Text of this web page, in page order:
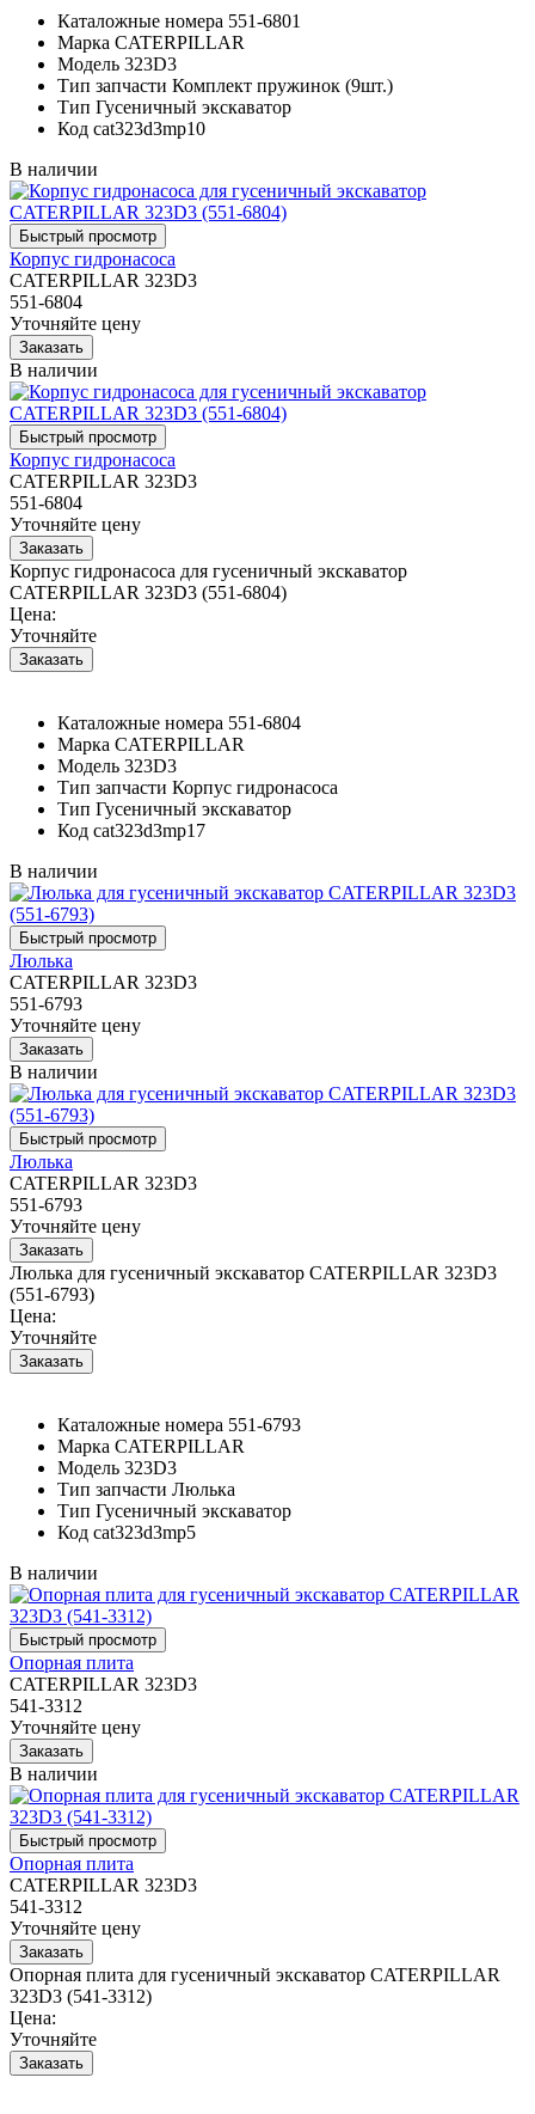
Каталожные номера 551-6801
Марка CATERPILLAR
Модель 323D3
Тип запчасти Комплект пружинок (9шт.)
Тип Гусеничный экскаватор
Код cat323d3mp10
В наличии
Корпус гидронасоса
CATERPILLAR 323D3
551-6804
Уточняйте цену
В наличии
Корпус гидронасоса
CATERPILLAR 323D3
551-6804
Уточняйте цену
Корпус гидронасоса для гусеничный экскаватор
CATERPILLAR 323D3 (551-6804)
Цена:
Уточняйте
Каталожные номера 551-6804
Марка CATERPILLAR
Модель 323D3
Тип запчасти Корпус гидронасоса
Тип Гусеничный экскаватор
Код cat323d3mp17
В наличии
Люлька
CATERPILLAR 323D3
551-6793
Уточняйте цену
В наличии
Люлька
CATERPILLAR 323D3
551-6793
Уточняйте цену
Люлька для гусеничный экскаватор CATERPILLAR 323D3
(551-6793)
Цена:
Уточняйте
Каталожные номера 551-6793
Марка CATERPILLAR
Модель 323D3
Тип запчасти Люлька
Тип Гусеничный экскаватор
Код cat323d3mp5
В наличии
Опорная плита
CATERPILLAR 323D3
541-3312
Уточняйте цену
В наличии
Опорная плита
CATERPILLAR 323D3
541-3312
Уточняйте цену
Опорная плита для гусеничный экскаватор CATERPILLAR
323D3 (541-3312)
Цена:
Уточняйте